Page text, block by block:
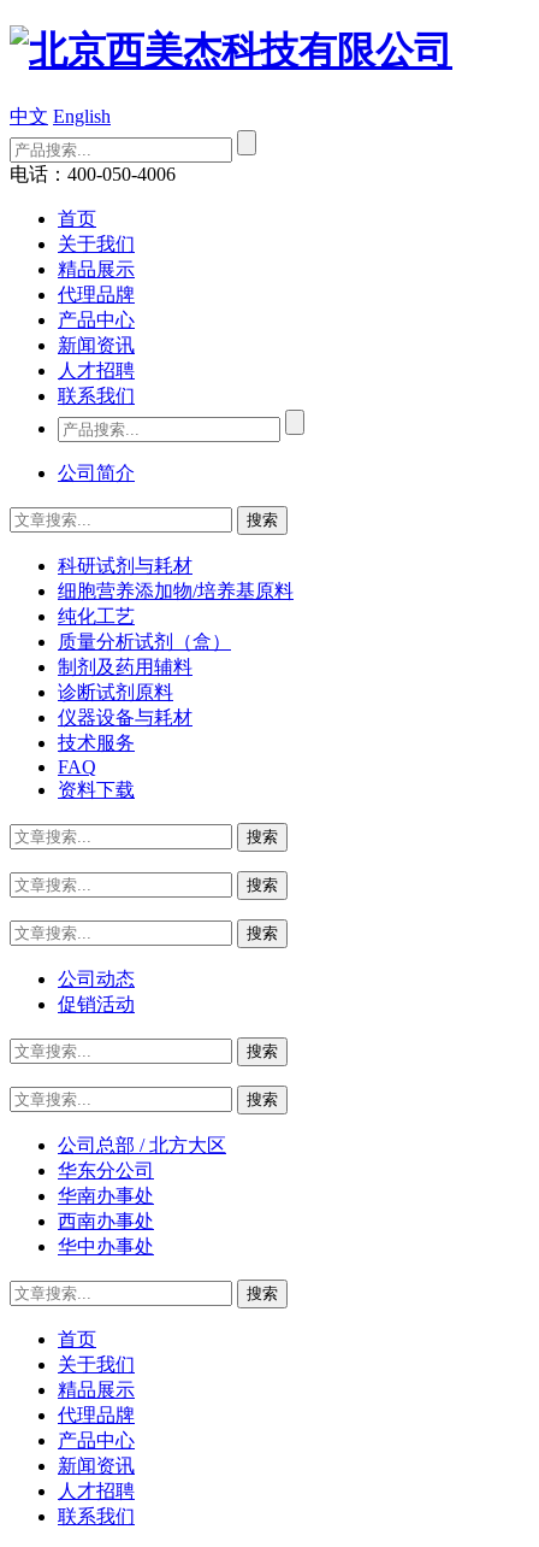
中文 English
电话：400-050-4006
首页
关于我们
精品展示
代理品牌
产品中心
新闻资讯
人才招聘
联系我们
公司简介
科研试剂与耗材
细胞营养添加物/培养基原料
纯化工艺
质量分析试剂（盒）
制剂及药用辅料
诊断试剂原料
仪器设备与耗材
技术服务
FAQ
资料下载
公司动态
促销活动
公司总部 / 北方大区
华东分公司
华南办事处
西南办事处
华中办事处
首页
关于我们
精品展示
代理品牌
产品中心
新闻资讯
人才招聘
联系我们